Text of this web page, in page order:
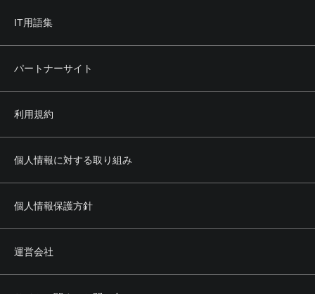
IT用語集
パートナーサイト
利用規約
個人情報に対する取り組み
個人情報保護方針
運営会社